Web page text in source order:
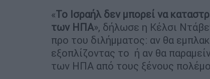
«Το Ισραήλ δεν μπορεί να
των ΗΠΑ», δήλωσε η Κέλσι
προ του διλήμματος: αν θα
εξοπλίζοντας το ή αν θα
των ΗΠΑ από τους ξένους